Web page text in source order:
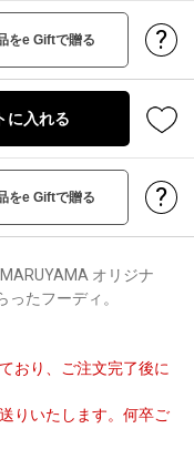
をe Giftで贈る ?
に入れる
をe Giftで贈る ?
オリジナ
たフーディ。
おり、ご注文完了後に
りいたします。何卒ご